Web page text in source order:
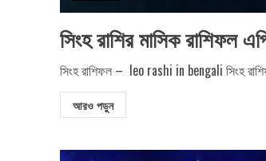
সিংহ রাশির মাসিক রাশিফল
সিংহ রাশিফল – leo rashi in bengali সিংহ
আরও পড়ুন